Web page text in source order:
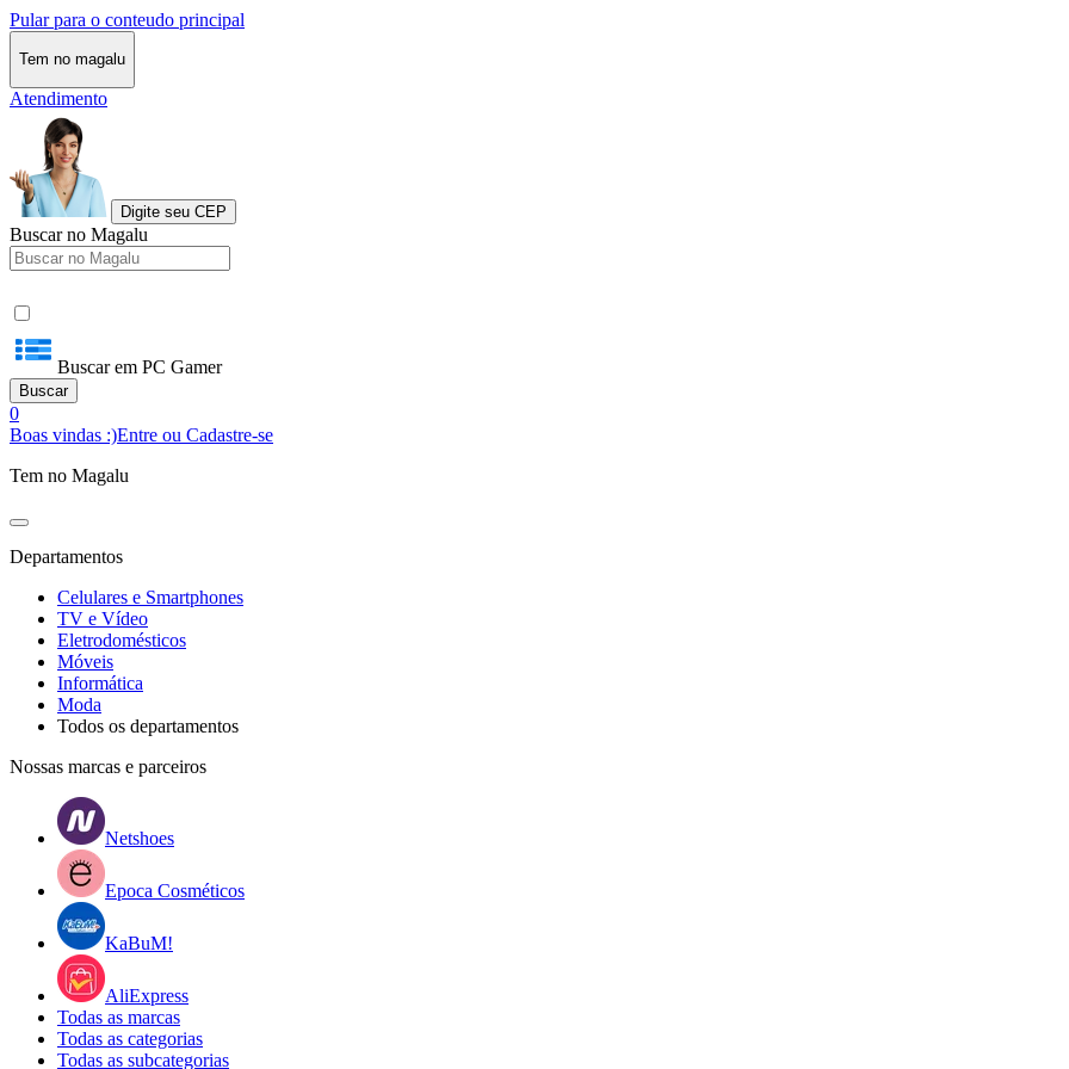
Pular para o conteudo principal
Tem no magalu
Atendimento
Digite seu CEP
Buscar no Magalu
Buscar em PC Gamer
Buscar
0
Boas vindas :)Entre ou Cadastre-se
Tem no Magalu
Departamentos
Celulares e Smartphones
TV e Vídeo
Eletrodomésticos
Móveis
Informática
Moda
Todos os departamentos
Nossas marcas e parceiros
Netshoes
Epoca Cosméticos
KaBuM!
AliExpress
Todas as marcas
Todas as categorias
Todas as subcategorias